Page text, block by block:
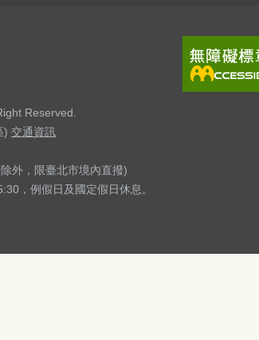
Reserved.
) 交通資訊
外，限臺北市境內直撥)
，例假日及國定假日休息。